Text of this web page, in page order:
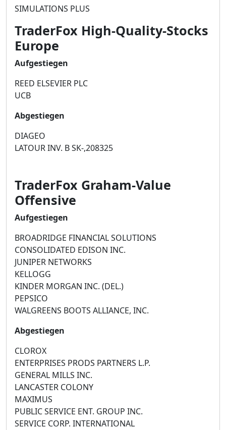
SIMULATIONS PLUS
TraderFox High-Quality-Stocks
Europe
Aufgestiegen
REED ELSEVIER PLC
UCB
Abgestiegen
DIAGEO
LATOUR INV. B SK-,208325
TraderFox Graham-Value
Offensive
Aufgestiegen
BROADRIDGE FINANCIAL SOLUTIONS
CONSOLIDATED EDISON INC.
JUNIPER NETWORKS
KELLOGG
KINDER MORGAN INC. (DEL.)
PEPSICO
WALGREENS BOOTS ALLIANCE, INC.
Abgestiegen
CLOROX
ENTERPRISES PRODS PARTNERS L.P.
GENERAL MILLS INC.
LANCASTER COLONY
MAXIMUS
PUBLIC SERVICE ENT. GROUP INC.
SERVICE CORP. INTERNATIONAL